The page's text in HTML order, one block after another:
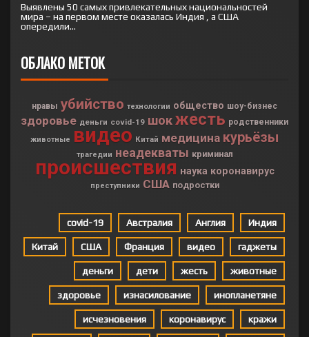
Выявлены 50 самых привлекательных национальностей
мира – на первом месте оказалась Индия , а США
опередили...
ОБЛАКО МЕТОК
нравы убийство технологии общество шоу-бизнес
здоровье деньги covid-19 шокжесть родственники
животные видео Китай медицина курьёзы
трагедии неадекваты криминал
происшествия наука коронавирус
преступники США подростки
covid-19 Австралия Англия Индия
Китай США Франция видео гаджеты
деньги дети жесть животные
здоровье изнасилование инопланетяне
исчезновения коронавирус кражи